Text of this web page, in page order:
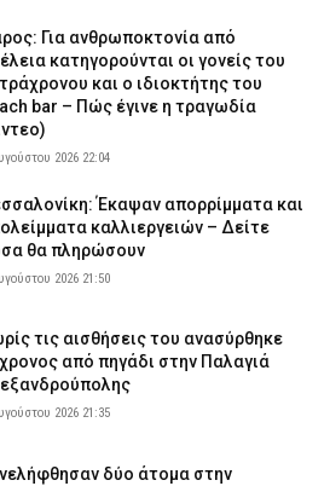
Για ανθρωποκτονία από
κατηγορούνται οι γονείς του
και ο ιδιοκτήτης του
bar – Πώς έγινε η τραγωδία
2026 22:04
Έκαψαν απορρίμματα και
καλλιεργειών – Δείτε
θα πληρώσουν
2026 21:50
τις αισθήσεις του ανασύρθηκε
από πηγάδι στην Παλαγιά
2026 21:35
δύο άτομα στην